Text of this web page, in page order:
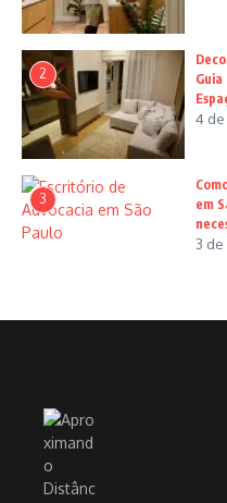
2
4
3
em
3